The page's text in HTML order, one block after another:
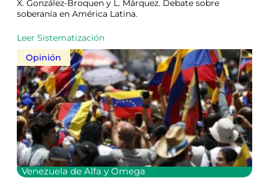
X. González-Broquen y L. Márquez. Debate sobre
soberanía en América Latina.
Leer Sistematización
Opinión
Venezuela de Alfa y Omega